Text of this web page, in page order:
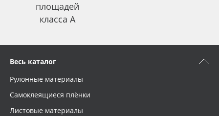
площадей
класса А
Весь каталог
Рулонные материалы
Самоклеящиеся плёнки
Листовые материалы